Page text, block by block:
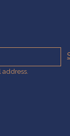
address.